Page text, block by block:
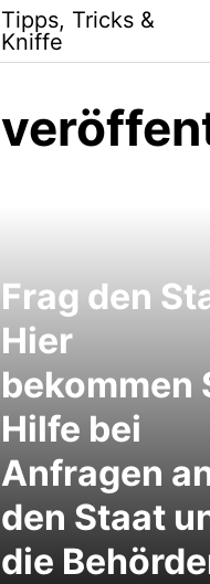
Tipps, Tricks &
Kniffe
Frag den
Hier
bekommen
Hilfe bei
Anfragen
den Staat
die